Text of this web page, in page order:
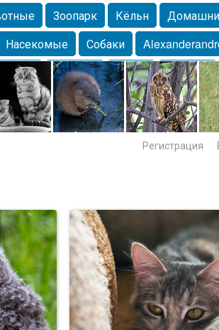
Зоопарк Кёльн
Насекомые Собаки
Морда Собачка Осень Портрет
Lebert Дикие птицы Утка
Регистрация